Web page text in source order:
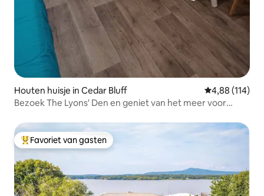
Houten huisje in Cedar Bluff Gemiddelde
4,88 (114)
Bezoek The Lyons' Den en geniet van het meer voor
Topfavoriet van gasten
Favoriet van gasten